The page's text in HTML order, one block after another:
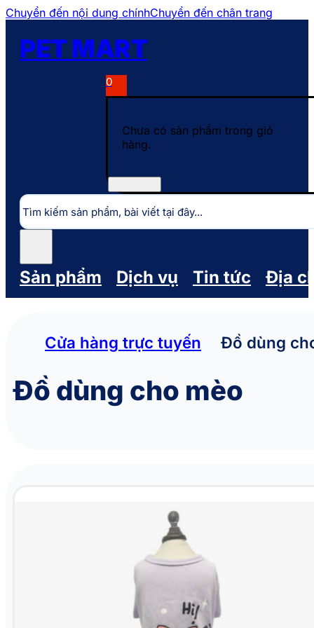
Chuyển đến nội dung chínhChuyển đến chân trang
PET MART
Tìm
kiếm
0
Chưa có sản phẩm trong giỏ
hàng.
Sản phẩm Dịch vụ Tin tức Địa
Cửa hàng trực tuyến Đồ dùng
Đồ dùng cho mèo